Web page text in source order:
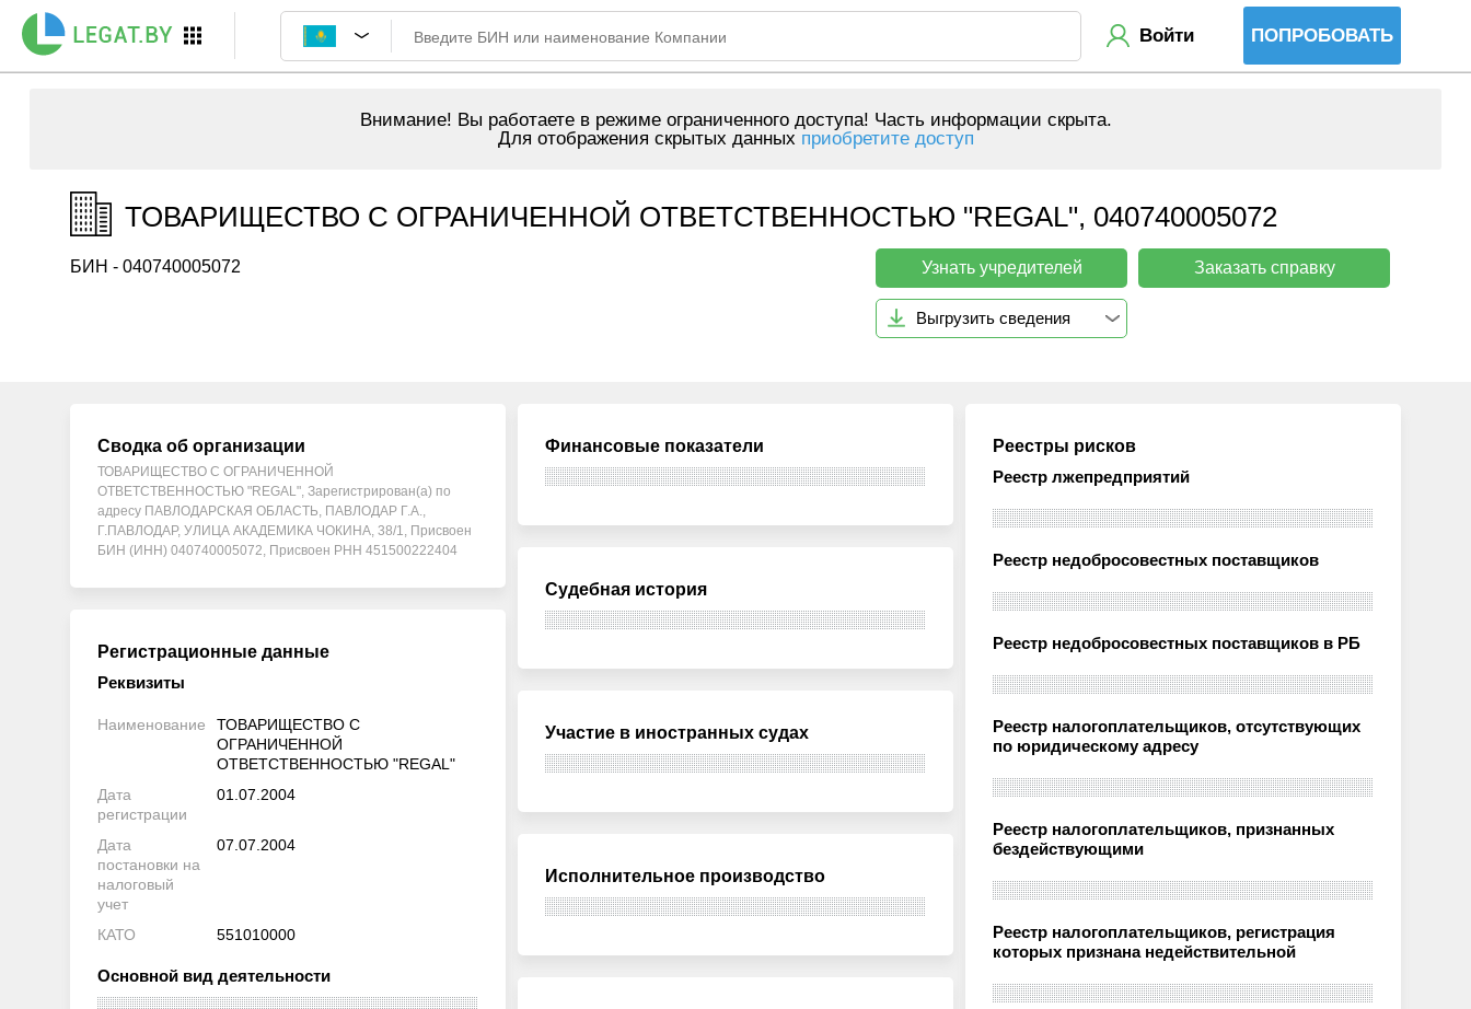
Войти ПОПРОБОВАТЬ
Внимание! Вы работаете в режиме ограниченного доступа! Часть информации скрыта.
Для отображения скрытых данных приобретите доступ
ТОВАРИЩЕСТВО С ОГРАНИЧЕННОЙ ОТВЕТСТВЕННОСТЬЮ "REGAL", 040740005072
БИН - 040740005072 Узнать учредителей Заказать справку
Выгрузить сведения
Сводка об организации
ТОВАРИЩЕСТВО С ОГРАНИЧЕННОЙ
ОТВЕТСТВЕННОСТЬЮ "REGAL", Зарегистрирован(а) по
адресу ПАВЛОДАРСКАЯ ОБЛАСТЬ, ПАВЛОДАР Г.А.,
Г.ПАВЛОДАР, УЛИЦА АКАДЕМИКА ЧОКИНА, 38/1, Присвоен
БИН (ИНН) 040740005072, Присвоен РНН 451500222404
Регистрационные данные
Реквизиты
Наименование
ТОВАРИЩЕСТВО С
ОГРАНИЧЕННОЙ
ОТВЕТСТВЕННОСТЬЮ "REGAL"
Дата
регистрации
01.07.2004
Дата
постановки на
налоговый
учет
07.07.2004
КАТО 551010000
Основной вид деятельности
Финансовые показатели
Судебная история
Участие в иностранных судах
Исполнительное производство
Реестры рисков
Реестр лжепредприятий
Реестр недобросовестных поставщиков
Реестр недобросовестных поставщиков в РБ
Реестр налогоплательщиков, отсутствующих
по юридическому адресу
Реестр налогоплательщиков, признанных
бездействующими
Реестр налогоплательщиков, регистрация
которых признана недействительной